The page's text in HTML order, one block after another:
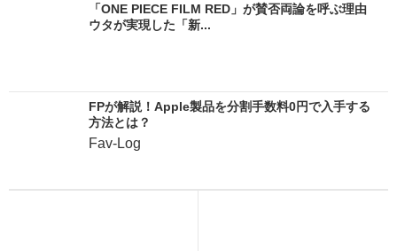
「ONE PIECE FILM RED」が賛否両論を呼ぶ理由
ウタが実現した「新...
FPが解説！Apple製品を分割手数料0円で入手する
方法とは？
Fav-Log